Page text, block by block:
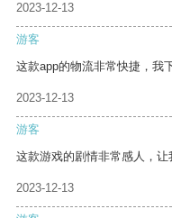
2023-12-13
游客
这款app的物流非常快捷，我
2023-12-13
游客
这款游戏的剧情非常感人，让
2023-12-13